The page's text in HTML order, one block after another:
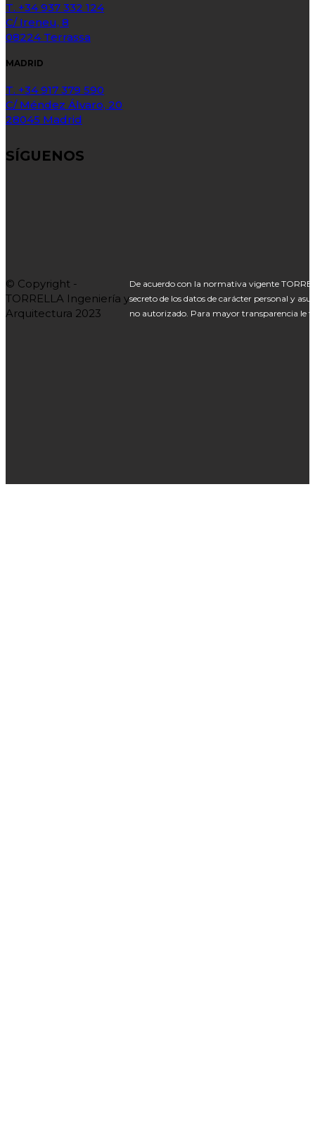
T. +34 937 332 124
C/ Ireneu, 8
08224 Terrassa
MADRID
T. +34 917 379 590
C/ Méndez Álvaro, 20
28045 Madrid
SÍGUENOS
© Copyright -
TORRELLA Ingeniería y
Arquitectura 2023
De acuerdo con la normativa vigente
secreto de los datos de carácter personal y
no autorizado. Para mayor transparencia le